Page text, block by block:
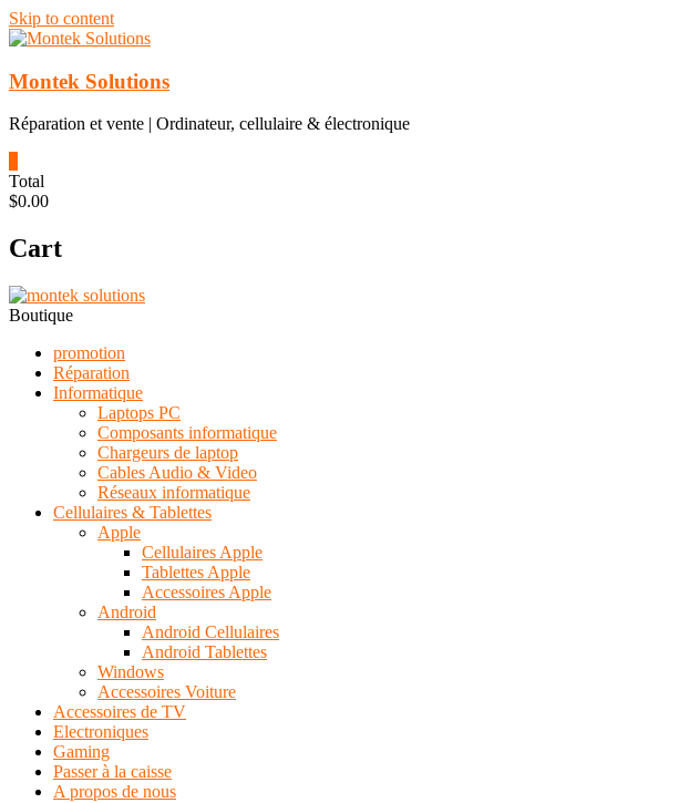
Skip to content
Montek Solutions
Réparation et vente | Ordinateur, cellulaire & électronique
Total
$0.00
Cart
Boutique
promotion
Réparation
Informatique
Laptops PC
Composants informatique
Chargeurs de laptop
Cables Audio & Video
Réseaux informatique
Cellulaires & Tablettes
Apple
Cellulaires Apple
Tablettes Apple
Accessoires Apple
Android
Android Cellulaires
Android Tablettes
Windows
Accessoires Voiture
Accessoires de TV
Electroniques
Gaming
Passer à la caisse
A propos de nous